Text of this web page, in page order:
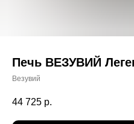
Печь ВЕЗУВИЙ
Везувий
44 725 р.